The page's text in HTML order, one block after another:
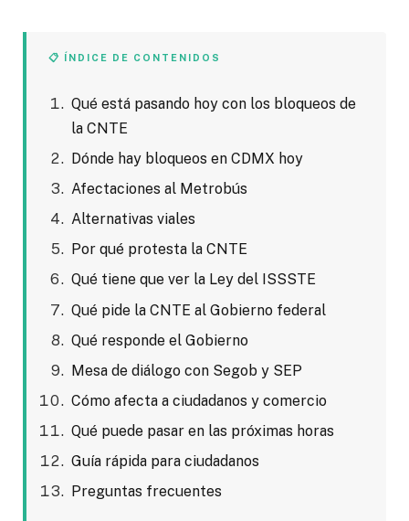
📋 ÍNDICE DE CONTENIDOS
Qué está pasando hoy con los bloqueos de
la CNTE
Dónde hay bloqueos en CDMX hoy
Afectaciones al Metrobús
Alternativas viales
Por qué protesta la CNTE
Qué tiene que ver la Ley del ISSSTE
Qué pide la CNTE al Gobierno federal
Qué responde el Gobierno
Mesa de diálogo con Segob y SEP
Cómo afecta a ciudadanos y comercio
Qué puede pasar en las próximas horas
Guía rápida para ciudadanos
Preguntas frecuentes